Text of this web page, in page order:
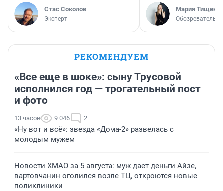
Стас Соколов
Эксперт
Мария Тищенко
Обозреватель
РЕКОМЕНДУЕМ
«Все еще в шоке»: сыну Трусовой
исполнился год — трогательный пост
и фото
13 часов 9 046 2
«Ну вот и всё»: звезда «Дома-2» развелась с
молодым мужем
Новости ХМАО за 5 августа: муж дает деньги Айзе,
вартовчанин оголился возле ТЦ, откроются новые
поликлиники